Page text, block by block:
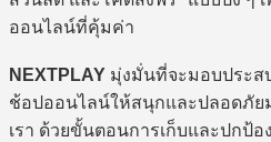
ออนไลน์ที่คุ้มค่า
NEXTPLAY มุ่งมั่นที่จะมอบประ
ช้อปออนไลน์ให้สนุกและปลอดภั
เรา ด้วยขั้นตอนการเก็บและปกป้